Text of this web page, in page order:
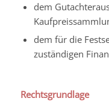
dem
dem für die
zuständigen
Rechtsgrundlage